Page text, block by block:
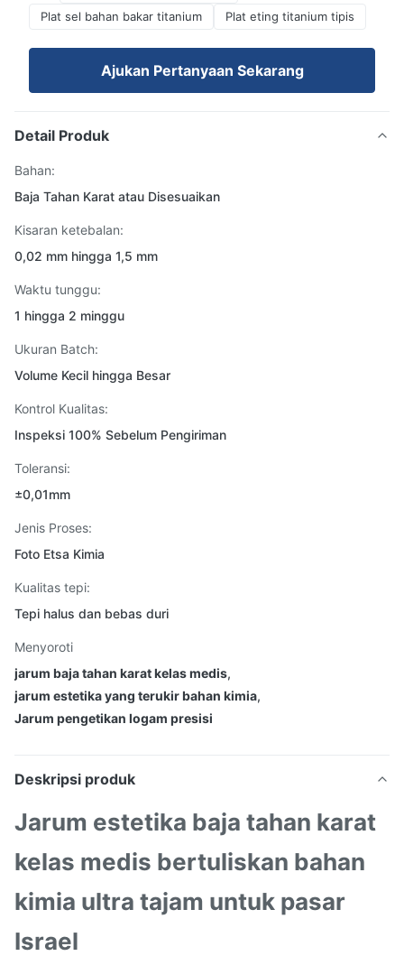
Plat sel bahan bakar titanium
Plat eting titanium tipis
Ajukan Pertanyaan Sekarang
Detail Produk
Bahan:
Baja Tahan Karat atau Disesuaikan
Kisaran ketebalan:
0,02 mm hingga 1,5 mm
Waktu tunggu:
1 hingga 2 minggu
Ukuran Batch:
Volume Kecil hingga Besar
Kontrol Kualitas:
Inspeksi 100% Sebelum Pengiriman
Toleransi:
±0,01mm
Jenis Proses:
Foto Etsa Kimia
Kualitas tepi:
Tepi halus dan bebas duri
Menyoroti
jarum baja tahan karat kelas medis,
jarum estetika yang terukir bahan kimia,
Jarum pengetikan logam presisi
Deskripsi produk
Jarum estetika baja tahan karat
kelas medis bertuliskan bahan
kimia ultra tajam untuk pasar
Israel